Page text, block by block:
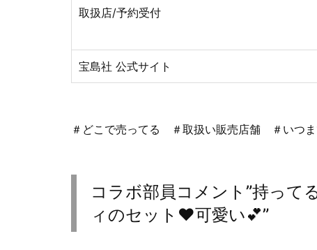
取扱店/予約受付
宝島社 公式サイト
＃どこで売ってる ＃取扱い販売店舗 ＃いつ
コラボ部員コメント”持って
ィのセット♥可愛い💕”